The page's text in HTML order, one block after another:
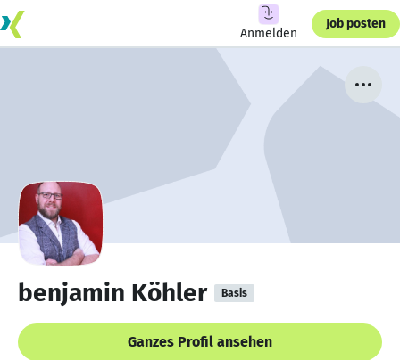
Anmelden
Job posten
benjamin Köhler Basis
Ganzes Profil ansehen